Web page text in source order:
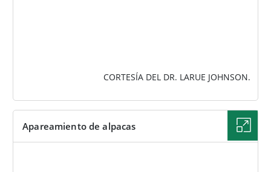
CORTESÍA DEL DR. LARUE JOHNSON.
Apareamiento de alpacas